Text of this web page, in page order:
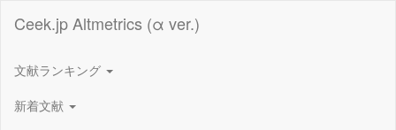
Ceek.jp Altmetrics (α ver.)
文献ランキング
新着文献